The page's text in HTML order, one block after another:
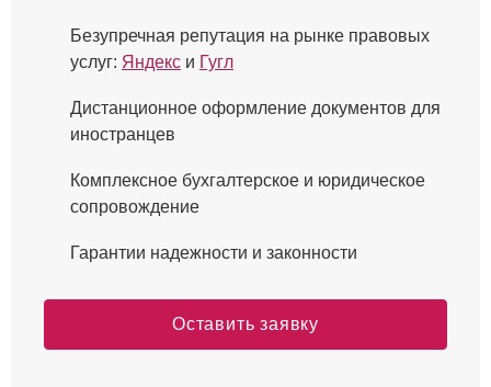
Безупречная репутация на рынке правовых
услуг: Яндекс и Гугл⁠
Дистанционное оформление документов для
иностранцев
Комплексное бухгалтерское и юридическое
сопровождение
Гарантии надежности и законности
Оставить заявку